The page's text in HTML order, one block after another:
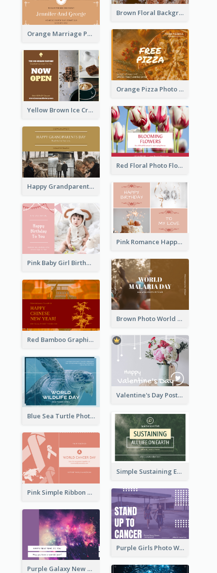
Brown Floral Background Farewell Postcard
Orange Marriage Photo Celebration Postcard
Orange Pizza Photo Restaurant Postcard
Yellow Brown Ice Cream Shop Postcard
Red Floral Photo Flower Shop Postcard
Happy Grandparents Day Photo Postcard
Pink Romance Happy Birthday Postcard
Pink Baby Girl Birthday Postcard
Brown Photo World Malaria Day Postcard
Red Bamboo Graphic Lunar New Year Postcard
Valentine's Day Postcard With Simple Decoration
Blue Sea Turtle Photo World Wildlife Day Post Card
Simple Sustaining Environment Postcard Design
Pink Simple Ribbon World Cancer Day Postcard
Purple Girls Photo World Cancer Day Postcard
Purple Galaxy New Year Fireworks Postcard